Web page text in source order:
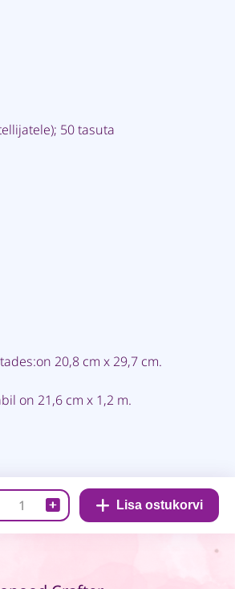
50 tasuta
20,8 cm x 29,7 cm.
on 21,6 cm x 1,2 m.
Cricut
Joy
quantity
Lisa ostukorvi